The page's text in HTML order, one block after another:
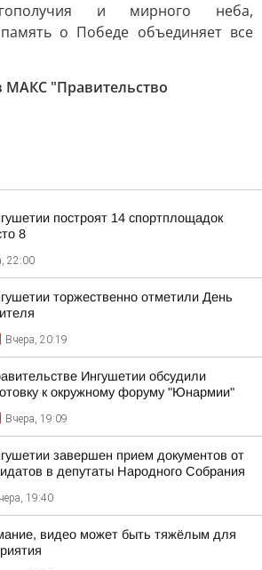
и мирного неба,
о Победе объединяет все
МАКС "Правительство
построят 14 спортплощадок
8
22:00
торжественно отметили День
Вчера, 20:19
Ингушетии обсудили
к окружному форуму "Юнармии"
Вчера, 19:09
завершен прием документов от
в депутаты Народного Собрания
19:40
видео может быть тяжёлым для